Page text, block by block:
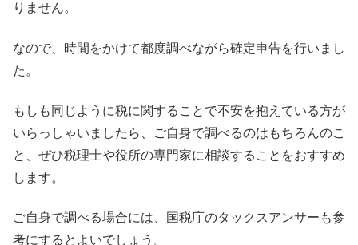
りません。
なので、時間をかけて都度調べながら確定申告を行いまし
た。
もしも同じように税に関することで不安を抱えている方が
いらっしゃいましたら、ご自身で調べるのはもちろんのこ
と、ぜひ税理士や役所の専門家に相談することをおすすめ
します。
ご自身で調べる場合には、国税庁のタックスアンサーも参
考にするとよいでしょう。